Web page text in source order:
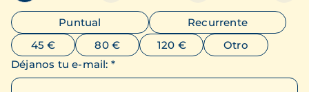
Puntual
Recurrente
45 €
80 € 120 €
Otro
Déjanos tu e-mail: *